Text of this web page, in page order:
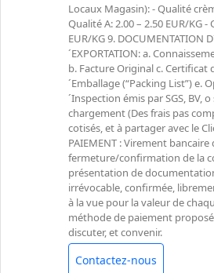
Locaux Magasin): - Qualité
Qualité A: 2.00 – 2.50 EUR/KG -
EUR/KG 9. DOCUMENTATION
´EXPORTATION: a.
b. Facture Original c. Certificat
´Emballage (“Packing List”) e.
´Inspection émis par SGS, BV,
chargement (Des frais pas
cotisés, et à partager avec le
PAIEMENT : Virement bancaire
fermeture/confirmation de la
présentation de
irrévocable, confirmée,
à la vue pour la valeur de
méthode de paiement
discuter, et convenir.
Contactez-nous